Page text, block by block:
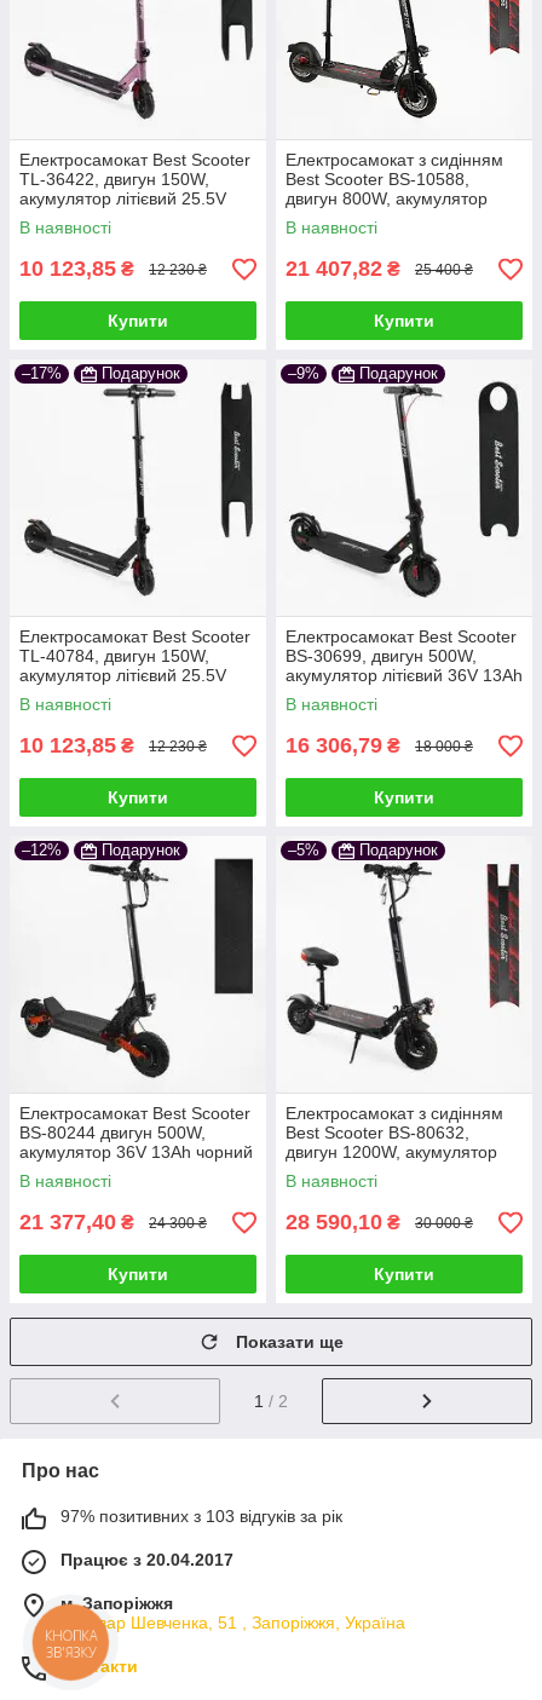
Електросамокат Best Scooter
TL-36422, двигун 150W,
акумулятор літієвий 25.5V
5Ah рожевий
В наявності
10 123,85 ₴ 12 230 ₴
Купити
Електросамокат з сидінням
Best Scooter BS-10588,
двигун 800W, акумулятор
літієвий 48V 13Ah чорно-
червоний
В наявності
21 407,82 ₴ 25 400 ₴
Купити
–17% Подарунок
Електросамокат Best Scooter
TL-40784, двигун 150W,
акумулятор літієвий 25.5V
5Ah чорний
В наявності
10 123,85 ₴ 12 230 ₴
Купити
–9% Подарунок
Електросамокат Best Scooter
BS-30699, двигун 500W,
акумулятор літієвий 36V 13Ah
чорний
В наявності
16 306,79 ₴ 18 000 ₴
Купити
–12% Подарунок
Електросамокат Best Scooter
BS-80244 двигун 500W,
акумулятор 36V 13Ah чорний
В наявності
21 377,40 ₴ 24 300 ₴
Купити
–5% Подарунок
Електросамокат з сидінням
Best Scooter BS-80632,
двигун 1200W, акумулятор
літієвий 48V 18Ah чорно-
червоний
В наявності
28 590,10 ₴ 30 000 ₴
Купити
Показати ще
1 / 2
Про нас
97% позитивних з 103 відгуків за рік
Працює з 20.04.2017
м. Запоріжжя
Бульвар Шевченка, 51 , Запоріжжя, Україна
Контакти
КНОПКА
ЗВ'ЯЗКУ